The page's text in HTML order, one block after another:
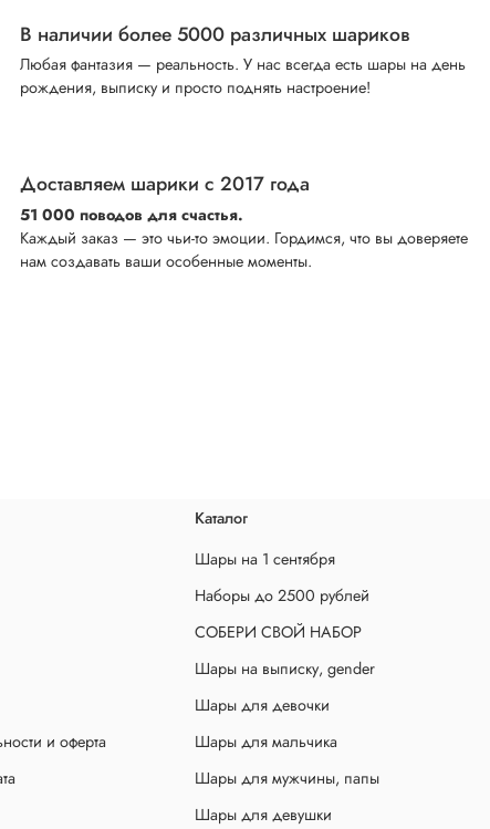
В наличии более 5000 различных шариков
Любая фантазия — реальность. У нас всегда есть шары на день
рождения, выписку и просто поднять настроение!
Доставляем шарики с 2017 года
51 000 поводов для счастья.
Каждый заказ — это чьи-то эмоции. Гордимся, что вы доверяете
нам создавать ваши особенные моменты.
и оферта
Каталог
Шары на 1 сентября
Наборы до 2500 рублей
СОБЕРИ СВОЙ НАБОР
Шары на выписку, gender
Шары для девочки
Шары для мальчика
Шары для мужчины, папы
Шары для девушки